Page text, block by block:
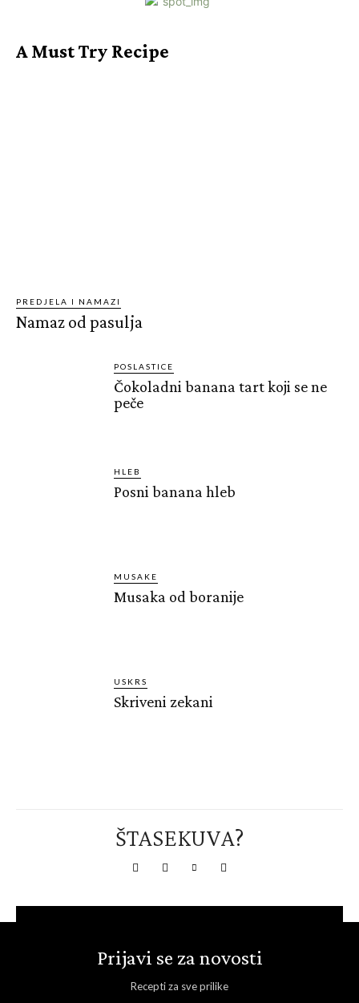
A Must Try Recipe
PREDJELA I NAMAZI
Namaz od pasulja
POSLASTICE
Čokoladni banana tart koji se ne
peče
HLEB
Posni banana hleb
MUSAKE
Musaka od boranije
USKRS
Skriveni zekani
ŠTASEKUVA?
Prijavi se za novosti
Recepti za sve prilike